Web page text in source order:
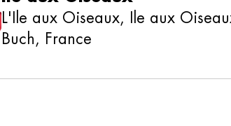
L'Ile aux Oiseaux, Ile aux
Buch, France